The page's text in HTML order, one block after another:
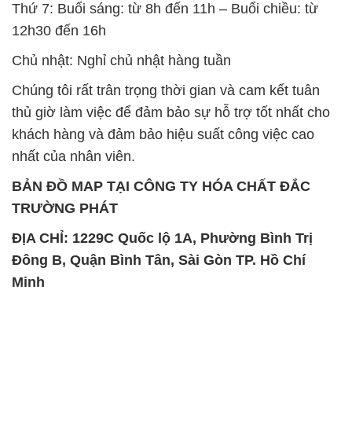
Thứ 7: Buổi sáng: từ 8h đến 11h – Buổi chiều: từ
12h30 đến 16h
Chủ nhật: Nghỉ chủ nhật hàng tuần
Chúng tôi rất trân trọng thời gian và cam kết tuân
thủ giờ làm việc để đảm bảo sự hỗ trợ tốt nhất cho
khách hàng và đảm bảo hiệu suất công việc cao
nhất của nhân viên.
BẢN ĐỒ MAP TẠI CÔNG TY HÓA CHẤT ĐẮC
TRƯỜNG PHÁT
ĐỊA CHỈ: 1229C Quốc lộ 1A, Phường Bình Trị
Đông B, Quận Bình Tân, Sài Gòn TP. Hồ Chí
Minh